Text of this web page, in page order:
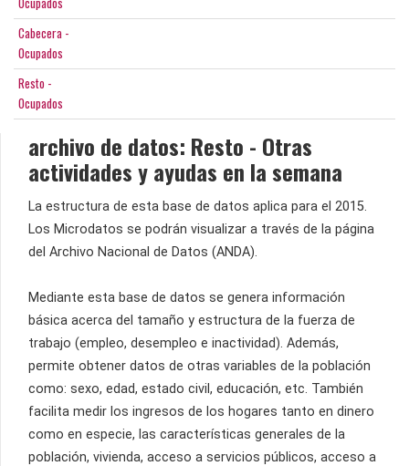
Cabecera -
Ocupados
Resto -
Ocupados
archivo de datos: Resto - Otras
actividades y ayudas en la semana
La estructura de esta base de datos aplica para el 2015.
Los Microdatos se podrán visualizar a través de la página
del Archivo Nacional de Datos (ANDA).
Mediante esta base de datos se genera información
básica acerca del tamaño y estructura de la fuerza de
trabajo (empleo, desempleo e inactividad). Además,
permite obtener datos de otras variables de la población
como: sexo, edad, estado civil, educación, etc. También
facilita medir los ingresos de los hogares tanto en dinero
como en especie, las características generales de la
población, vivienda, acceso a servicios públicos, acceso a